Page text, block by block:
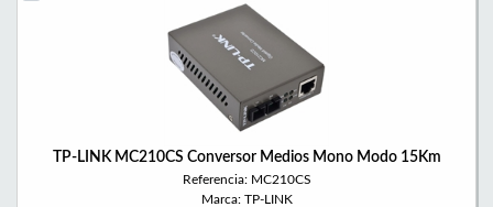
TP-LINK MC210CS Conversor Medios Mono Modo 15Km
Referencia: MC210CS
Marca: TP-LINK